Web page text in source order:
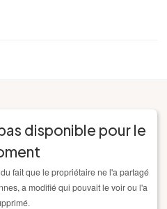
disponible pour le
fait que le propriétaire ne l'a partagé
a modifié qui pouvait le voir ou l'a